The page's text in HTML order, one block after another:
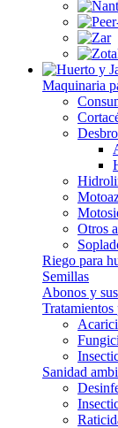
Maquinaria
Otros
Riego para
Semillas
Abonos y
Tratamientos
Sanidad